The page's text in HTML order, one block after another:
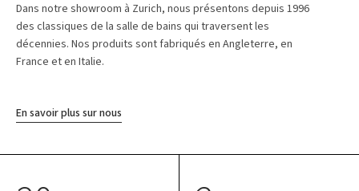
Dans notre showroom à Zurich, nous présentons depuis 1996
des classiques de la salle de bains qui traversent les
décennies. Nos produits sont fabriqués en Angleterre, en
France et en Italie.
En savoir plus sur nous